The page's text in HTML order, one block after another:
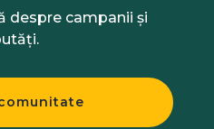
despre campanii și